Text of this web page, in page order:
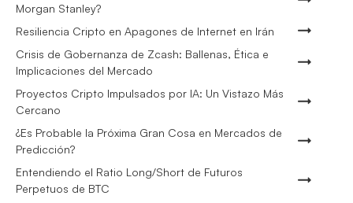
Morgan Stanley?
Resiliencia Cripto en Apagones de Internet en Irán
Crisis de Gobernanza de Zcash: Ballenas, Ética e
Implicaciones del Mercado
Proyectos Cripto Impulsados por IA: Un Vistazo Más
Cercano
¿Es Probable la Próxima Gran Cosa en Mercados de
Predicción?
Entendiendo el Ratio Long/Short de Futuros
Perpetuos de BTC